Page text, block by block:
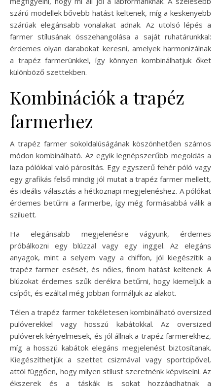
szárú modellek bővebb hatást keltenek, míg a keskenyebb
szárúak elegánsabb vonalakat adnak. Az utolsó lépés a
farmer stílusának összehangolása a saját ruhatárunkkal:
érdemes olyan darabokat keresni, amelyek harmonizálnak
a trapéz farmerünkkel, így könnyen kombinálhatjuk őket
különböző szettekben.
Kombinációk a trapéz
farmerhez
A trapéz farmer sokoldalúságának köszönhetően számos
módon kombinálható. Az egyik legnépszerűbb megoldás a
laza pólókkal való párosítás. Egy egyszerű fehér póló vagy
egy grafikás felső mindig jól mutat a trapéz farmer mellett,
és ideális választás a hétköznapi megjelenéshez. A pólókat
érdemes betűrni a farmerbe, így még formásabbá válik a
sziluett.
Ha elegánsabb megjelenésre vágyunk, érdemes
próbálkozni egy blúzzal vagy egy inggel. Az elegáns
anyagok, mint a selyem vagy a chiffon, jól kiegészítik a
trapéz farmer esését, és nőies, finom hatást keltenek. A
blúzokat érdemes szűk derékra betűrni, hogy kiemeljük a
csípőt, és ezáltal még jobban formáljuk az alakot.
Télen a trapéz farmer tökéletesen kombinálható oversized
pulóverekkel vagy hosszú kabátokkal. Az oversized
pulóverek kényelmesek, és jól állnak a trapéz farmerekhez,
míg a hosszú kabátok elegáns megjelenést biztosítanak.
Kiegészíthetjük a szettet csizmával vagy sportcipővel,
attól függően, hogy milyen stílust szeretnénk képviselni. Az
ékszerek és a táskák is sokat hozzáadhatnak a